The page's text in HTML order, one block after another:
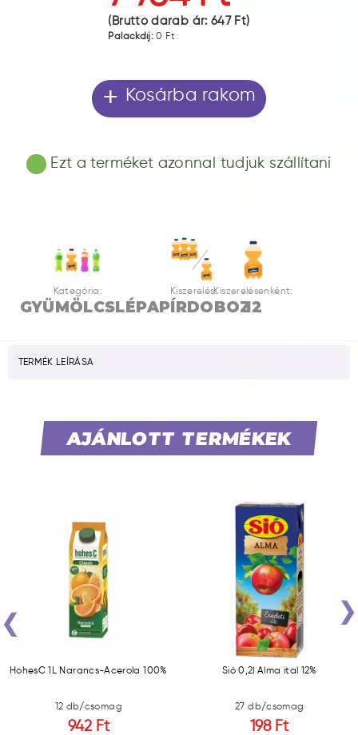
(Bruttó darab ár: 647 Ft)
Palackdíj:0 Ft
+ Kosárba rakom
Ezt a terméket azonnal tudjuk szállítani
Kategória:
GYÜMÖLCSLÉ
Kiszerelés:
PAPÍRDOBOZ
Kiszerelésenként:
12
TERMÉK LEÍRÁSA
AJÁNLOTT TERMÉKEK
HohesC 1L Narancs-Acerola 100%
12 db/csomag
942 Ft
Sió 0,2l Alma ital 12%
27 db/csomag
198 Ft
‹ ›